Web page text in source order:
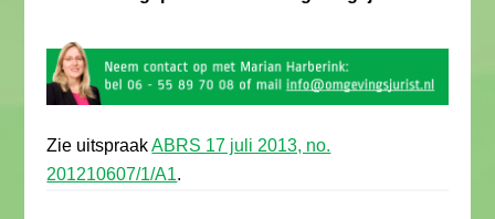
Zie uitspraakABRS 17 juli 2013, no.
201210607/1/A1.